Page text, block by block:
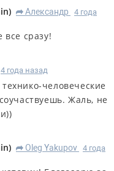
) R Александр
4 года
все сразу!
4 года назад
человеческие
Жаль, не
) R Oleg Yakupov 4 года